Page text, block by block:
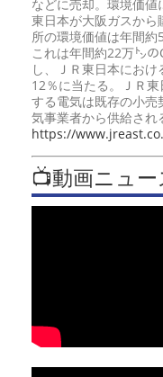
などに売却。環境価値
東日本が大阪ガスから
所の環境価値は年間約
これは年間約22万㌧
し、ＪＲ東日本におけ
12％に当たる。ＪＲ
する電気は既存の小売
気事業者から供給され
https://
📺動画ニュー